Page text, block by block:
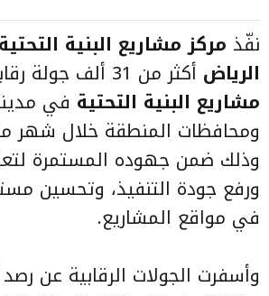
نفّذ مركز مشاريع البنية
الرياض أكثر من 31 ألف جولة رقابية على أعمال
مشاريع البنية التحتية في
وذلك ضمن جهوده المستمرة
ورفع جودة التنفيذ، وتحسين
في مواقع المشاريع.